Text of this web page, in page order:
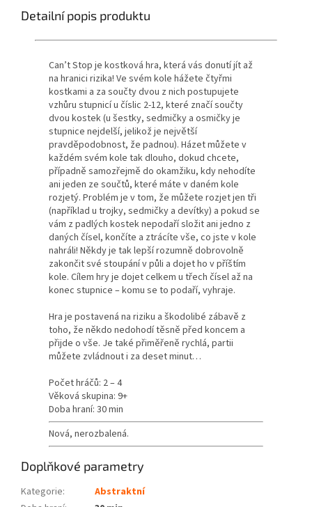
Detailní popis produktu
Can’t Stop je kostková hra, která vás donutí jít až
na hranici rizika! Ve svém kole hážete čtyřmi
kostkami a za součty dvou z nich postupujete
vzhůru stupnicí u číslic 2-12, které značí součty
dvou kostek (u šestky, sedmičky a osmičky je
stupnice nejdelší, jelikož je největší
pravděpodobnost, že padnou). Házet můžete v
každém svém kole tak dlouho, dokud chcete,
případně samozřejmě do okamžiku, kdy nehodíte
ani jeden ze součtů, které máte v daném kole
rozjetý. Problém je v tom, že můžete rozjet jen tři
(například u trojky, sedmičky a devítky) a pokud se
vám z padlých kostek nepodaří složit ani jedno z
daných čísel, končíte a ztrácíte vše, co jste v kole
nahráli! Někdy je tak lepší rozumně dobrovolně
zakončit své stoupání v půli a dojet ho v příštím
kole. Cílem hry je dojet celkem u třech čísel až na
konec stupnice – komu se to podaří, vyhraje.
Hra je postavená na riziku a škodolibé zábavě z
toho, že někdo nedohodí těsně před koncem a
přijde o vše. Je také přiměřeně rychlá, partii
můžete zvládnout i za deset minut…
Počet hráčů: 2 – 4
Věková skupina: 9+
Doba hraní: 30 min
Nová, nerozbalená.
Doplňkové parametry
Kategorie:
Abstraktní